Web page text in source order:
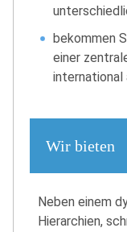
bekommen
einer
international
Wir bieten
Neben einem
Hierarchien,